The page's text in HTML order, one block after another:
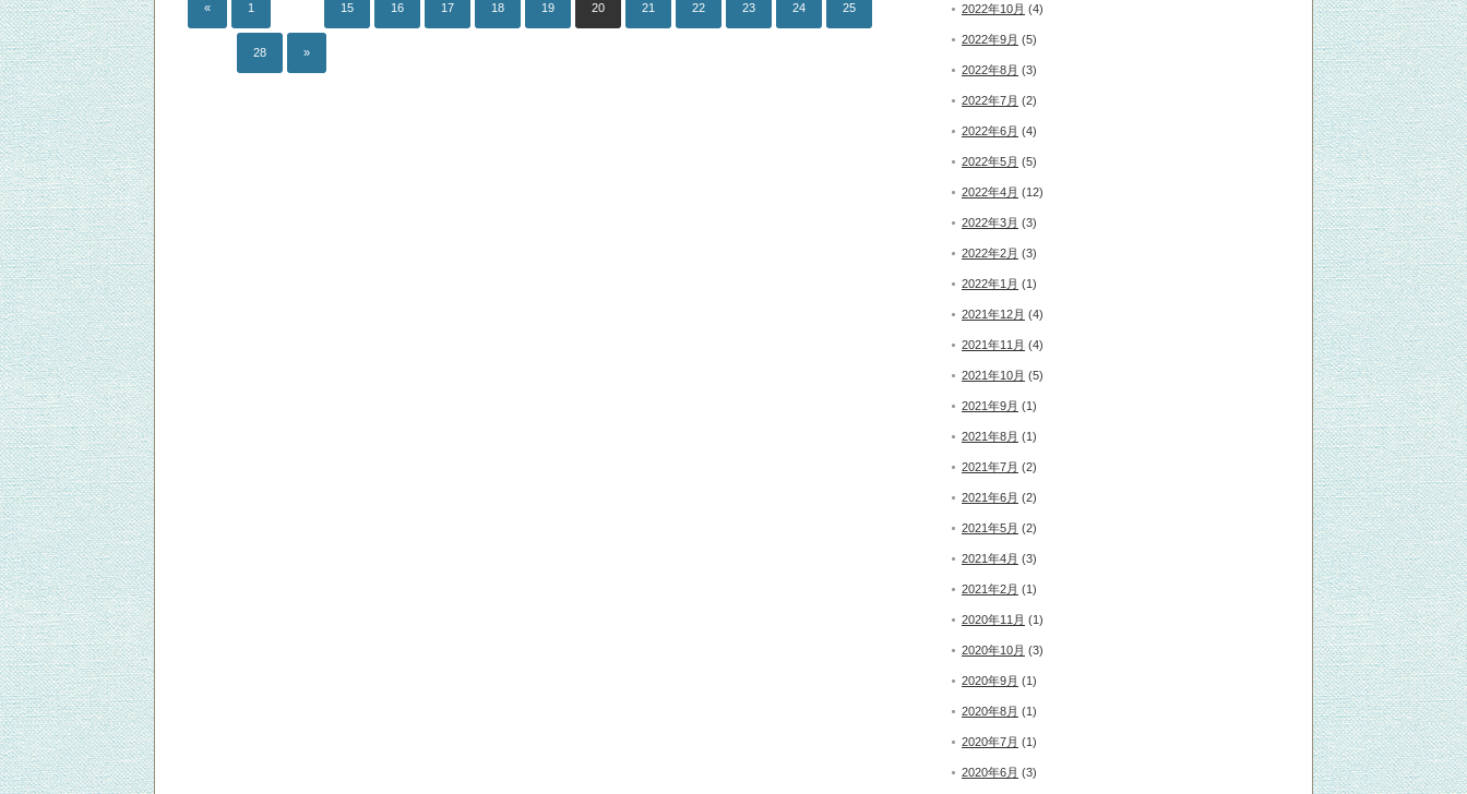
« 1 15 16 17 18 19 20 21 22 23 24 25
28 »
2022年10月 (4)
2022年9月 (5)
2022年8月 (3)
2022年7月 (2)
2022年6月 (4)
2022年5月 (5)
2022年4月 (12)
2022年3月 (3)
2022年2月 (3)
2022年1月 (1)
2021年12月 (4)
2021年11月 (4)
2021年10月 (5)
2021年9月 (1)
2021年8月 (1)
2021年7月 (2)
2021年6月 (2)
2021年5月 (2)
2021年4月 (3)
2021年2月 (1)
2020年11月 (1)
2020年10月 (3)
2020年9月 (1)
2020年8月 (1)
2020年7月 (1)
2020年6月 (3)